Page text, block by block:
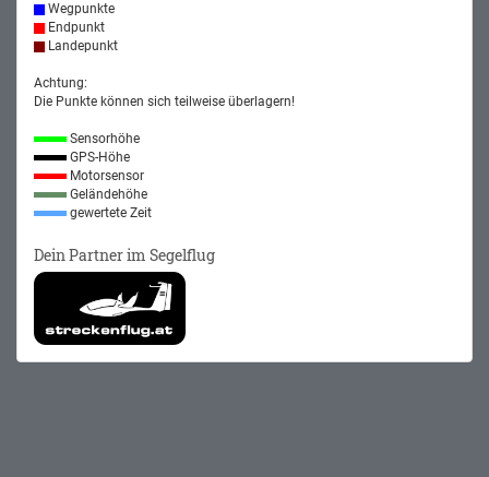
Wegpunkte
Endpunkt
Landepunkt
Achtung:
Die Punkte können sich teilweise überlagern!
Sensorhöhe
GPS-Höhe
Motorsensor
Geländehöhe
gewertete Zeit
Dein Partner im Segelflug